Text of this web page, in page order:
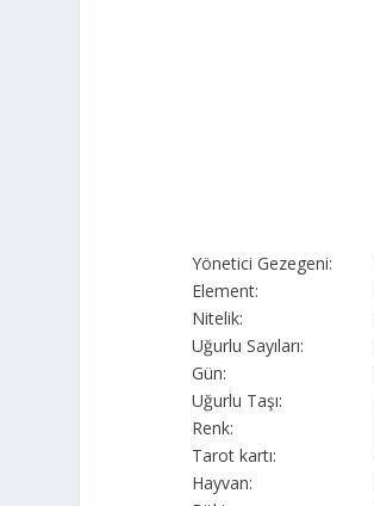
Yönetici Gezegeni:
Element:
Nitelik:
Uğurlu Sayıları:
Gün:
Uğurlu Taşı:
Renk:
Tarot kartı:
Hayvan: